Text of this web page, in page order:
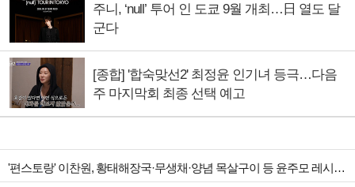
주니, ‘null’ 투어 인 도쿄 9월 개최…日 열도 달
군다
[종합] '합숙맞선2' 최정윤 인기녀 등극…다음
주 마지막회 최종 선택 예고
'편스토랑' 이찬원, 황태해장국·무생채·양념 목살구이 등 윤주모 레시피 섭렵